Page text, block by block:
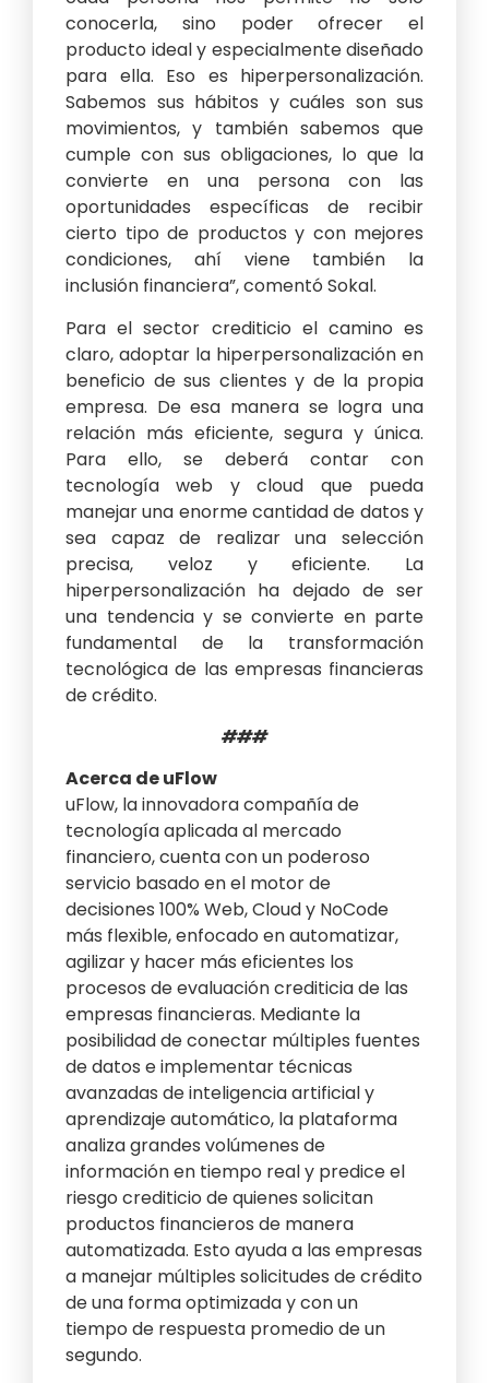
conocerla, sino poder ofrecer el
producto ideal y especialmente diseñado
para ella. Eso es hiperpersonalización.
Sabemos sus hábitos y cuáles son sus
movimientos, y también sabemos que
cumple con sus obligaciones, lo que la
convierte en una persona con las
oportunidades específicas de recibir
cierto tipo de productos y con mejores
condiciones, ahí viene también la
inclusión financiera”, comentó Sokal.
Para el sector crediticio el camino es
claro, adoptar la hiperpersonalización en
beneficio de sus clientes y de la propia
empresa. De esa manera se logra una
relación más eficiente, segura y única.
Para ello, se deberá contar con
tecnología web y cloud que pueda
manejar una enorme cantidad de datos y
sea capaz de realizar una selección
precisa, veloz y eficiente. La
hiperpersonalización ha dejado de ser
una tendencia y se convierte en parte
fundamental de la transformación
tecnológica de las empresas financieras
de crédito.
###
Acerca de uFlow
uFlow, la innovadora compañía de
tecnología aplicada al mercado
financiero, cuenta con un poderoso
servicio basado en el motor de
decisiones 100% Web, Cloud y NoCode
más flexible, enfocado en automatizar,
agilizar y hacer más eficientes los
procesos de evaluación crediticia de las
empresas financieras. Mediante la
posibilidad de conectar múltiples fuentes
de datos e implementar técnicas
avanzadas de inteligencia artificial y
aprendizaje automático, la plataforma
analiza grandes volúmenes de
información en tiempo real y predice el
riesgo crediticio de quienes solicitan
productos financieros de manera
automatizada. Esto ayuda a las empresas
a manejar múltiples solicitudes de crédito
de una forma optimizada y con un
tiempo de respuesta promedio de un
segundo.